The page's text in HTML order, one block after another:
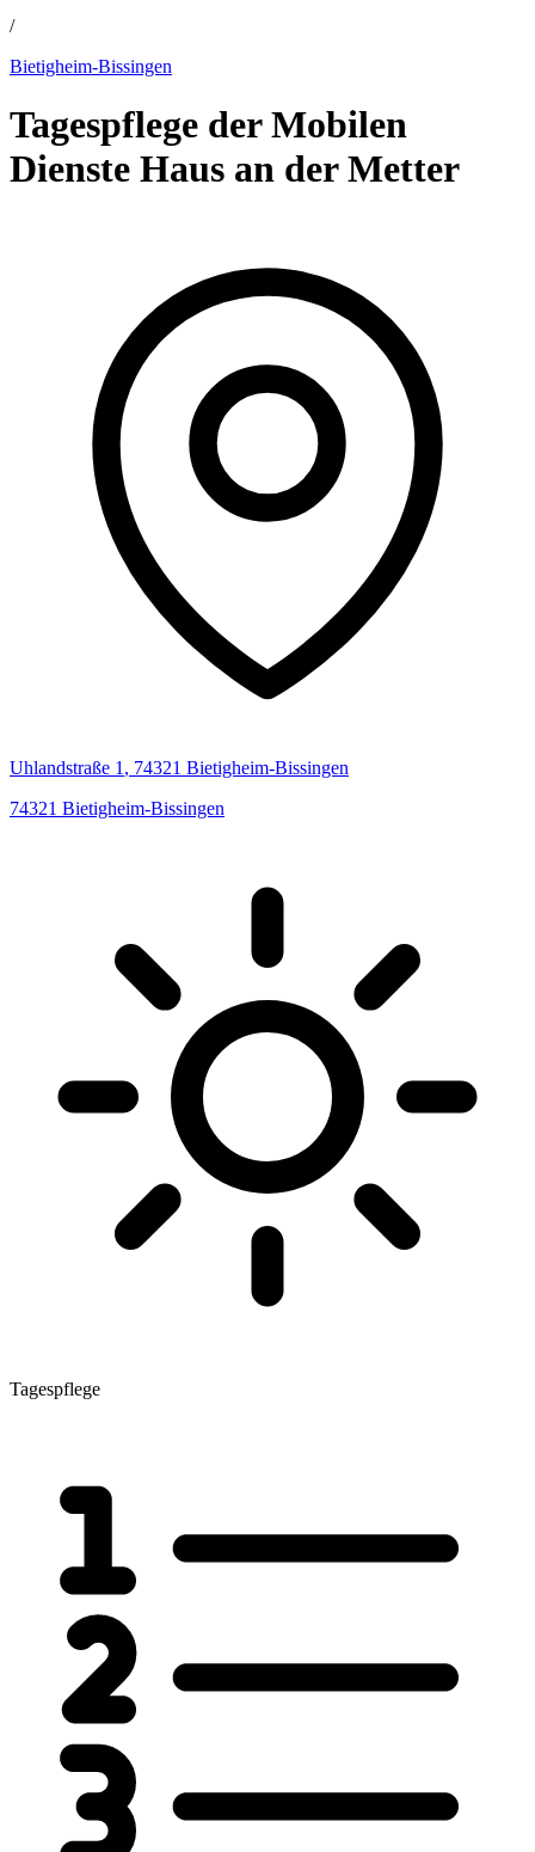
/
Bietigheim-Bissingen
Tagespflege der Mobilen
Dienste Haus an der Metter
Uhlandstraße 1 , 74321 Bietigheim-Bissingen
74321 Bietigheim-Bissingen
Tagespflege